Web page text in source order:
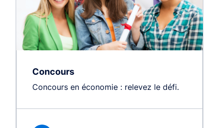
Concours
Concours en économie : relevez le défi.